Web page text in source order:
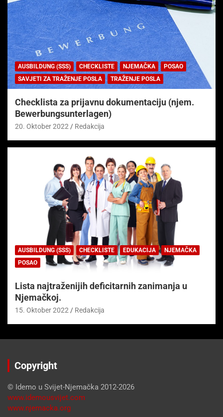
AUSBILDUNG (SSS) CHECKLISTE NJEMAČKA
POSAO
SAVJETI ZA TRAŽENJE POSLA
TRAŽENJE POSLA
Checklista za prijavnu dokumentaciju (njem.
Bewerbungsunterlagen)
20. Oktober 2022 Redakcija
AUSBILDUNG (SSS) CHECKLISTE EDUKACIJA
NJEMAČKA
POSAO
Lista najtraženijih deficitarnih zanimanja u
Njemačkoj.
15. Oktober 2022 Redakcija
Copyright
© Idemo u Svijet-Njemačka 2012-2026
www.idemousvijet.com
www.njemacka.org